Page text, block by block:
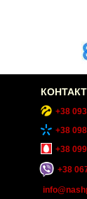
+38
+38
+38
+38